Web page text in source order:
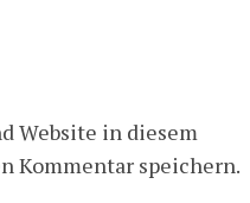
Website in diesem
Kommentar speichern.